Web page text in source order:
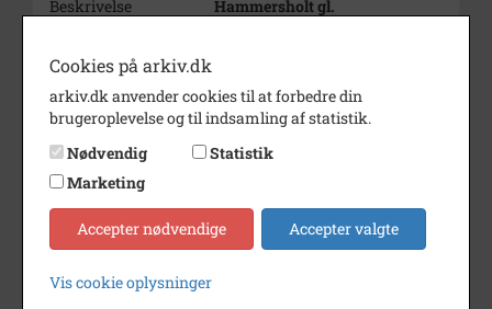
Beskrivelse
Hammersholt gl.
Periode
1920 - 1925
Dateringsnote
ca, 1920
Fotograf
Arkiv
Brødeskov Lokalhistoriske
Forening
Kontakt arkivet
Cookies på arkiv.dk
arkiv.dk anvender cookies til at forbedre din
brugeroplevelse og til indsamling af statistik.
Nødvendig
Statistik
Marketing
Accepter nødvendige Accepter valgte
Vis cookie oplysninger